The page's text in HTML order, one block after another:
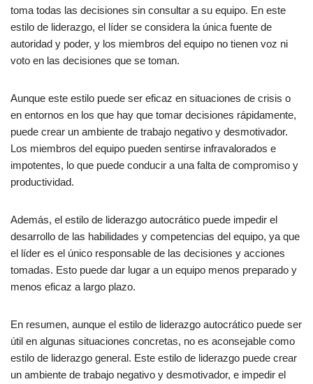
toma todas las decisiones sin consultar a su equipo. En este
estilo de liderazgo, el líder se considera la única fuente de
autoridad y poder, y los miembros del equipo no tienen voz ni
voto en las decisiones que se toman.
Aunque este estilo puede ser eficaz en situaciones de crisis o
en entornos en los que hay que tomar decisiones rápidamente,
puede crear un ambiente de trabajo negativo y desmotivador.
Los miembros del equipo pueden sentirse infravalorados e
impotentes, lo que puede conducir a una falta de compromiso y
productividad.
Además, el estilo de liderazgo autocrático puede impedir el
desarrollo de las habilidades y competencias del equipo, ya que
el líder es el único responsable de las decisiones y acciones
tomadas. Esto puede dar lugar a un equipo menos preparado y
menos eficaz a largo plazo.
En resumen, aunque el estilo de liderazgo autocrático puede ser
útil en algunas situaciones concretas, no es aconsejable como
estilo de liderazgo general. Este estilo de liderazgo puede crear
un ambiente de trabajo negativo y desmotivador, e impedir el